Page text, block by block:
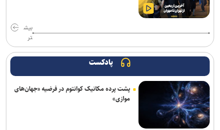
راه‌اندازی بانک اساتید برای اولین بار در دانشگاه آزاد/ تحول در آموزش‌های
بررسی آسیب‌پذیری هزار شهر ایران در برابر آلودگی هوا
باید مراقب خطاهای هوش مصنوعی در تولید محتوای قرآنی باشیم
معاون تحقیقات وزارت بهداشت: اینترنت دانشگاه‌ها در شرایط مشابه
جنگ قطع نمی‌شود/ بازنگری در مدیریت کادر درمان پس از جنگ ۴۰ روزه
بیش
تر
پادکست
پشت پرده مکانیک کوانتوم در فرضیه «جهان‌های
موازی»